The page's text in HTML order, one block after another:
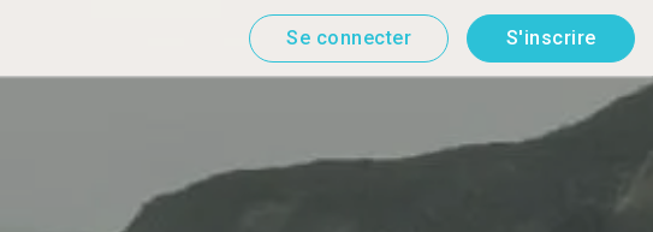
Se connecter S'inscrire